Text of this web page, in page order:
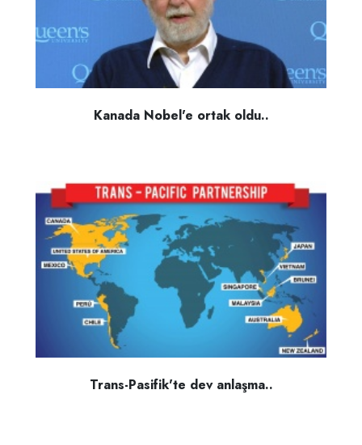
Kanada Nobel'e ortak oldu..
Trans-Pasifik'te dev anlaşma..